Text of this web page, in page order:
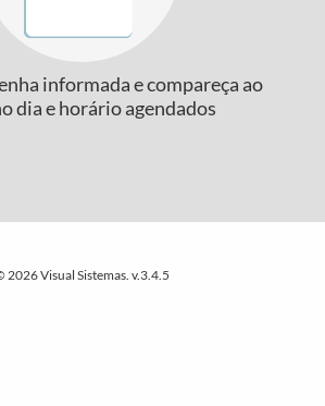
informada e compareça ao
dia e horário agendados
2026 Visual Sistemas. v.3.4.5